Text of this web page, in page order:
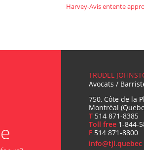
Harvey-Avis entente
TRUDEL
Avocats /
750, Côte de la
Montréal
T 514 871-8385
Toll free 1-844-
F 514 871-8800
info@tjl.quebec